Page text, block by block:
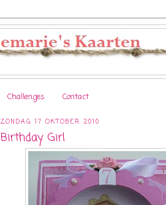
Challenges Contact
ZONDAG 17 OKTOBER 2010
Birthday Girl